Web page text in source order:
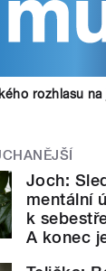
rozhlasu
Joch:
mentální
k
A konec